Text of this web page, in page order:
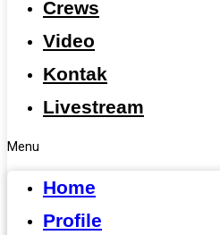
Crews
Video
Kontak
Livestream
Menu
Home
Profile